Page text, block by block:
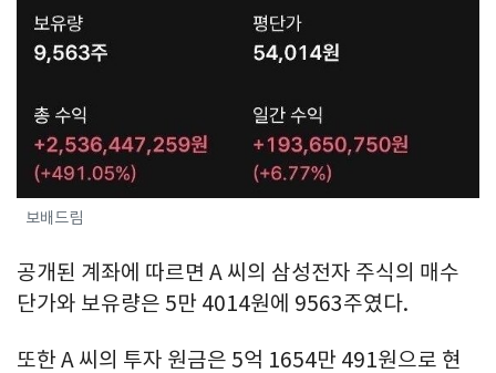
보배드림
공개된 계좌에 따르면 A 씨의 삼성전자 주식의 매수
단가와 보유량은 5만 4014원에 9563주였다.
또한 A 씨의 투자 원금은 5억 1654만 491원으로 현